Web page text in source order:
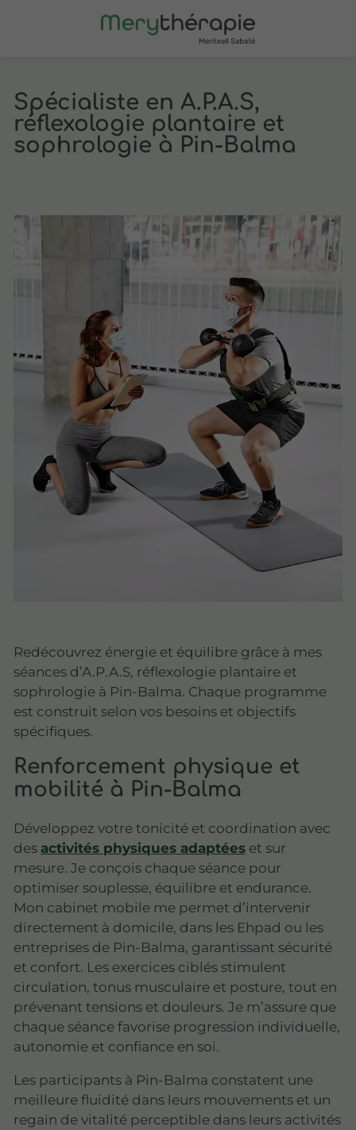
Spécialiste en A.P.A.S,
réflexologie plantaire et
sophrologie à Pin-Balma
Redécouvrez énergie et équilibre grâce à mes
séances d’A.P.A.S, réflexologie plantaire et
sophrologie à Pin-Balma. Chaque programme
est construit selon vos besoins et objectifs
spécifiques.
Renforcement physique et
mobilité à Pin-Balma
Développez votre tonicité et coordination avec
des activités physiques adaptées et sur
mesure. Je conçois chaque séance pour
optimiser souplesse, équilibre et endurance.
Mon cabinet mobile me permet d’intervenir
directement à domicile, dans les Ehpad ou les
entreprises de Pin-Balma, garantissant sécurité
et confort. Les exercices ciblés stimulent
circulation, tonus musculaire et posture, tout en
prévenant tensions et douleurs. Je m’assure que
chaque séance favorise progression individuelle,
autonomie et confiance en soi.
Les participants à Pin-Balma constatent une
meilleure fluidité dans leurs mouvements et un
regain de vitalité perceptible dans leurs activités